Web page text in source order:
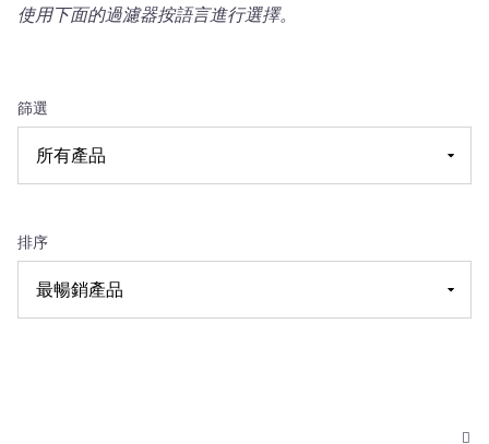
使用下面的過濾器按語言進行選擇。
篩選
排序